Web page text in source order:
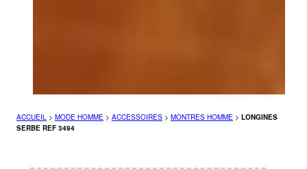
ACCUEIL > MODE HOMME > ACCESSOIRES > MONTRES HOMME > LONGINES
SERBE REF 3494